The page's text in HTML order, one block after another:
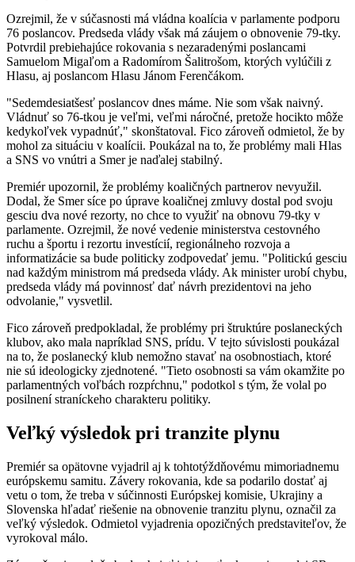
Ozrejmil, že v súčasnosti má vládna koalícia v parlamente podporu
76 poslancov. Predseda vlády však má záujem o obnovenie 79-tky.
Potvrdil prebiehajúce rokovania s nezaradenými poslancami
Samuelom Migaľom a Radomírom Šalitrošom, ktorých vylúčili z
Hlasu, aj poslancom Hlasu Jánom Ferenčákom.
"Sedemdesiatšesť poslancov dnes máme. Nie som však naivný.
Vládnuť so 76-tkou je veľmi, veľmi náročné, pretože hocikto môže
kedykoľvek vypadnúť," skonštatoval. Fico zároveň odmietol, že by
mohol za situáciu v koalícii. Poukázal na to, že problémy mali Hlas
a SNS vo vnútri a Smer je naďalej stabilný.
Premiér upozornil, že problémy koaličných partnerov nevyužil.
Dodal, že Smer síce po úprave koaličnej zmluvy dostal pod svoju
gesciu dva nové rezorty, no chce to využiť na obnovu 79-tky v
parlamente. Ozrejmil, že nové vedenie ministerstva cestovného
ruchu a športu i rezortu investícií, regionálneho rozvoja a
informatizácie sa bude politicky zodpovedať jemu. "Politickú gesciu
nad každým ministrom má predseda vlády. Ak minister urobí chybu,
predseda vlády má povinnosť dať návrh prezidentovi na jeho
odvolanie," vysvetlil.
Fico zároveň predpokladal, že problémy pri štruktúre poslaneckých
klubov, ako mala napríklad SNS, prídu. V tejto súvislosti poukázal
na to, že poslanecký klub nemožno stavať na osobnostiach, ktoré
nie sú ideologicky zjednotené. "Tieto osobnosti sa vám okamžite po
parlamentných voľbách rozpŕchnu," podotkol s tým, že volal po
posilnení straníckeho charakteru politiky.
Veľký výsledok pri tranzite plynu
Premiér sa opätovne vyjadril aj k tohtotýždňovému mimoriadnemu
európskemu samitu. Závery rokovania, kde sa podarilo dostať aj
vetu o tom, že treba v súčinnosti Európskej komisie, Ukrajiny a
Slovenska hľadať riešenie na obnovenie tranzitu plynu, označil za
veľký výsledok. Odmietol vyjadrenia opozičných predstaviteľov, že
vyrokoval málo.